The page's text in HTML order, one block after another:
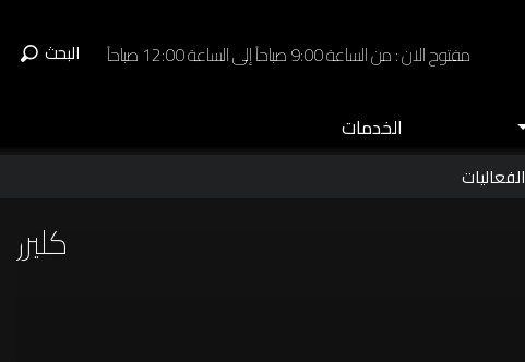
مفتوح الان : من الساعة 9:00 صباحاً إلى الساعة 12:00 صباحاً البحث
الخدمات
الفعاليات